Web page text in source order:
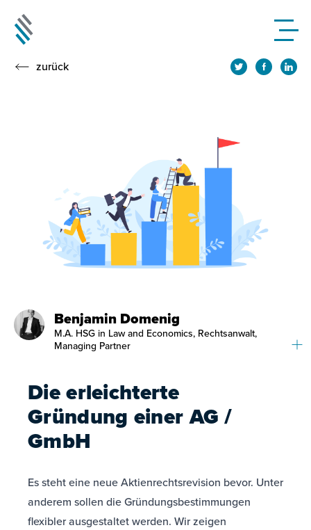
zurück
Benjamin Domenig
M.A. HSG in Law and Economics, Rechtsanwalt,
Managing Partner
Die erleichterte
Gründung einer AG /
GmbH
Es steht eine neue Aktienrechtsrevision bevor. Unter
anderem sollen die Gründungsbestimmungen
flexibler ausgestaltet werden. Wir zeigen